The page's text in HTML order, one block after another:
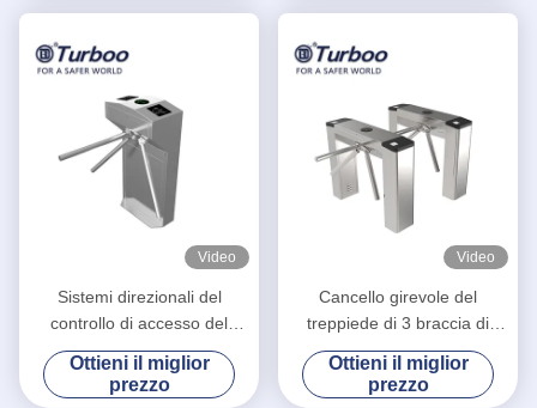
Video
Sistemi direzionali del
controllo di accesso del
portone del cancello girevole
del treppiede di altezza della
vita della palestra del
Ottieni il miglior
prezzo
Video
Cancello girevole del
treppiede di 3 braccia di
acciaio inossidabile per il
biglietto del punto scenico
che controlla sistema
Ottieni il miglior
prezzo